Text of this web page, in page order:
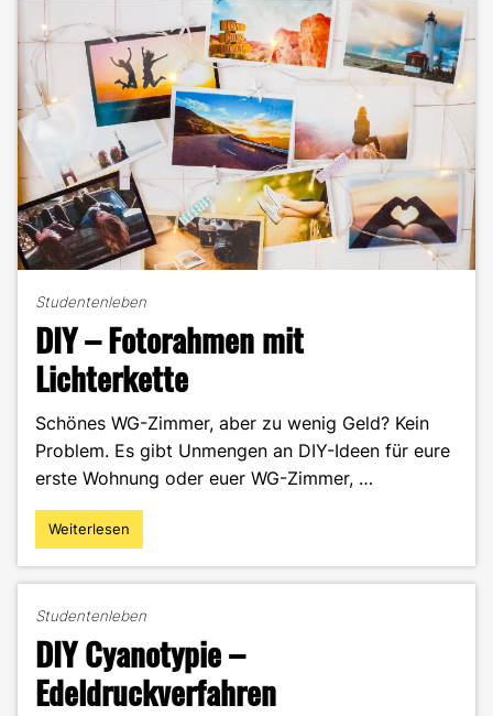
Studentenleben
DIY – Fotorahmen mit
Lichterkette
Schönes WG-Zimmer, aber zu wenig Geld? Kein
Problem. Es gibt Unmengen an DIY-Ideen für eure
erste Wohnung oder euer WG-Zimmer, …
"DIY
–
Lichterkette"
Weiterlesen
Studentenleben
DIY Cyanotypie –
Edeldruckverfahren